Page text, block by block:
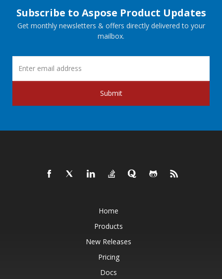
Subscribe to Aspose Product Updates
Get monthly newsletters & offers directly delivered to your
mailbox.
Submit
Home
Products
New Releases
Pricing
Docs